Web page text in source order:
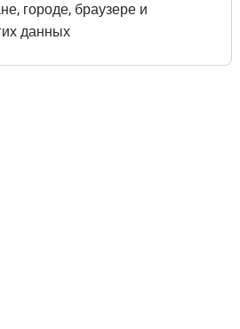
городе, браузере и
данных